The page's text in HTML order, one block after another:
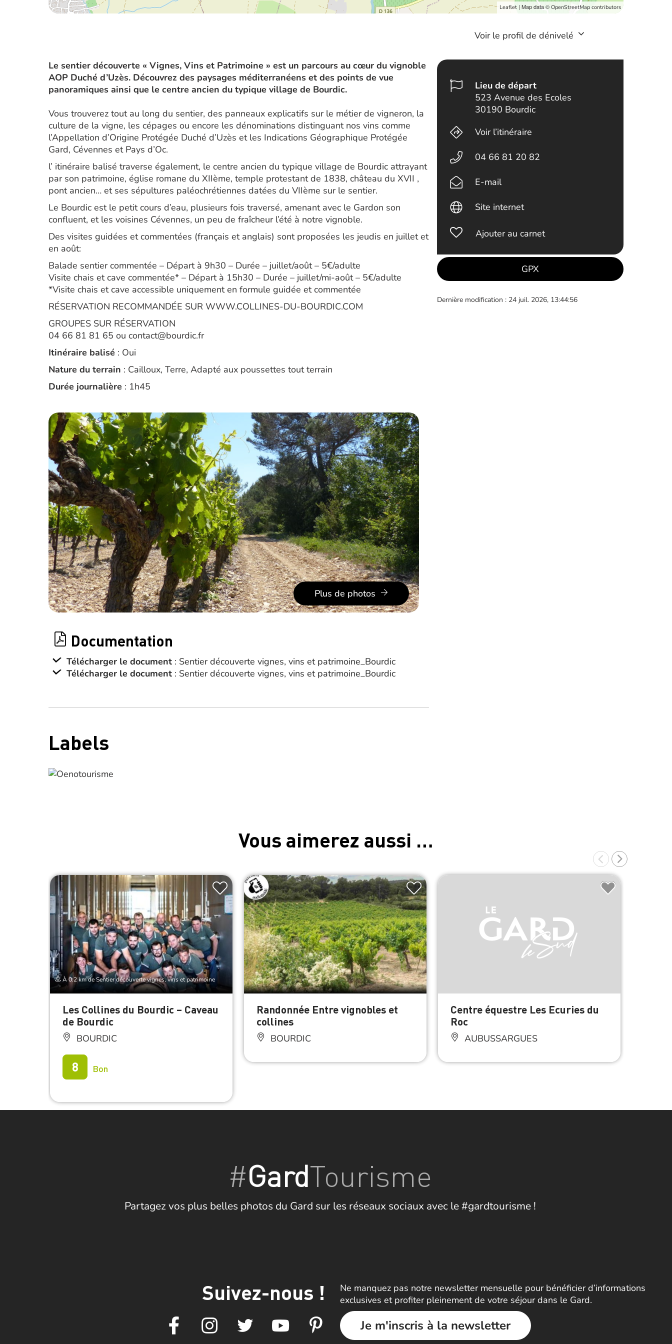
Leaflet | Map data © OpenStreetMap contributors
Voir le profil de dénivelé
Le sentier découverte « Vignes, Vins et Patrimoine » est un parcours au cœur du vignoble
AOP Duché d’Uzès. Découvrez des paysages méditerranéens et des points de vue
panoramiques ainsi que le centre ancien du typique village de Bourdic.
Vous trouverez tout au long du sentier, des panneaux explicatifs sur le métier de vigneron, la
culture de la vigne, les cépages ou encore les dénominations distinguant nos vins comme
l’Appellation d’Origine Protégée Duché d’Uzès et les Indications Géographique Protégée
Gard, Cévennes et Pays d’Oc.
l’ itinéraire balisé traverse également, le centre ancien du typique village de Bourdic attrayant
par son patrimoine, église romane du XIIème, temple protestant de 1838, château du XVII ,
pont ancien… et ses sépultures paléochrétiennes datées du VIIème sur le sentier.
Le Bourdic est le petit cours d’eau, plusieurs fois traversé, amenant avec le Gardon son
confluent, et les voisines Cévennes, un peu de fraîcheur l’été à notre vignoble.
Des visites guidées et commentées (français et anglais) sont proposées les jeudis en juillet et
en août:
Balade sentier commentée – Départ à 9h30 – Durée – juillet/août – 5€/adulte
Visite chais et cave commentée* – Départ à 15h30 – Durée – juillet/mi-août – 5€/adulte
*Visite chais et cave accessible uniquement en formule guidée et commentée
RÉSERVATION RECOMMANDÉE SUR WWW.COLLINES-DU-BOURDIC.COM
GROUPES SUR RÉSERVATION
04 66 81 81 65 ou contact@bourdic.fr
Itinéraire balisé : Oui
Nature du terrain : Cailloux, Terre, Adapté aux poussettes tout terrain
Durée journalière : 1h45
Plus de photos
Documentation
Télécharger le document : Sentier découverte vignes, vins et patrimoine_Bourdic
Télécharger le document : Sentier découverte vignes, vins et patrimoine_Bourdic
Labels
Lieu de départ
523 Avenue des Ecoles
30190 Bourdic
Voir l’itinéraire
04 66 81 20 82
E-mail
Site internet
Ajouter au carnet
GPX
Dernière modification : 24 juil. 2026, 13:44:56
Vous aimerez aussi …
À 0.2 km de Sentier découverte vignes, vins et patrimoine
Les Collines du Bourdic – Caveau
de Bourdic
BOURDIC
8 Bon
Randonnée Entre vignobles et
collines
BOURDIC
Centre équestre Les Ecuries du
Roc
AUBUSSARGUES
#GardTourisme
Partagez vos plus belles photos du Gard sur les réseaux sociaux avec le #gardtourisme !
Suivez-nous !
Ne manquez pas notre newsletter mensuelle pour bénéficier d’informations
exclusives et profiter pleinement de votre séjour dans le Gard.
Je m'inscris à la newsletter